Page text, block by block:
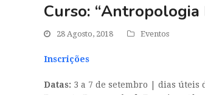
Curso:
28 Agosto, 2018 Eventos
Inscrições
Datas: 3 a 7 de setembro | dias úteis